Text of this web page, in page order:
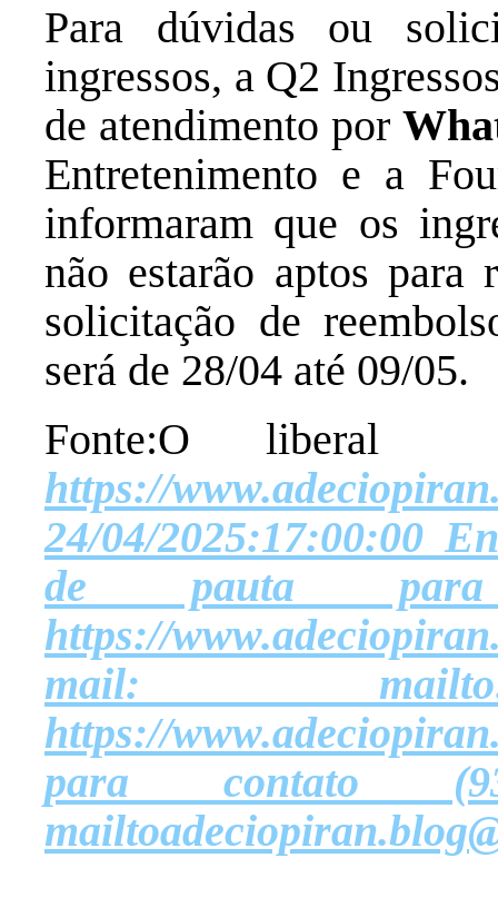
Para dúvidas ou
ingressos, a Q2
de atendimento por
Entretenimento e a
informaram que os
não estarão aptos para
solicitação de
será de 28/04 até 09/05.
Fonte:O
https://
24/04/2025:17:00:00
de pauta
https://
mail:
https://
para contato